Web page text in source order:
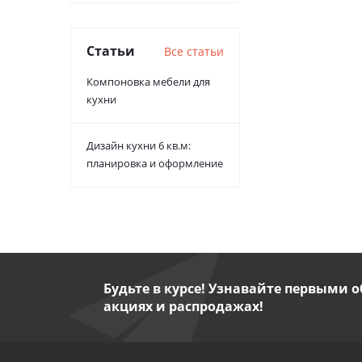
Статьи Все статьи
Компоновка мебели для
кухни
Дизайн кухни 6 кв.м:
планировка и оформление
Будьте в курсе! Узнавайте первыми
акциях и распродажах!